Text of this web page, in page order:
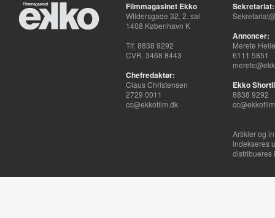
Filmmagasinet Ekko
Wildersgade 32, 2. sal
1408 København K
Tlf. 8838 9292
CVR. 3468 8443
Chefredaktør:
Claus Christensen
2729 0011
cc@ekkofilm.dk
Sekretariat:
Annoncer:
Merete
6111 5851
Ekko
8838 9292
Artikler og
indekseres
distribueres